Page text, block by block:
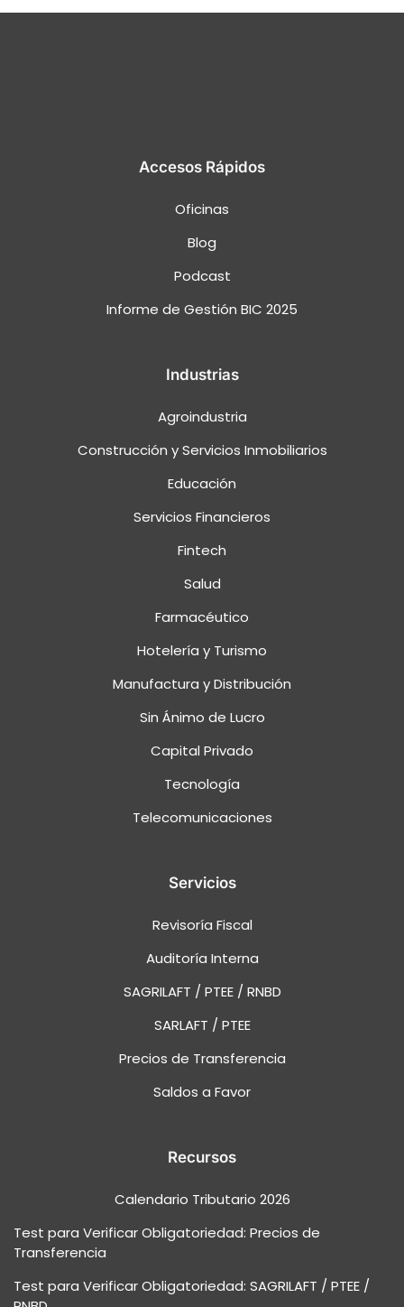
Accesos Rápidos
Oficinas
Blog
Podcast
Informe de Gestión BIC 2025
Industrias
Agroindustria
Construcción y Servicios Inmobiliarios
Educación
Servicios Financieros
Fintech
Salud
Farmacéutico
Hotelería y Turismo
Manufactura y Distribución
Sin Ánimo de Lucro
Capital Privado
Tecnología
Telecomunicaciones
Servicios
Revisoría Fiscal
Auditoría Interna
SAGRILAFT / PTEE / RNBD
SARLAFT / PTEE
Precios de Transferencia
Saldos a Favor
Recursos
Calendario Tributario 2026
Test para Verificar Obligatoriedad: Precios de
Transferencia
Test para Verificar Obligatoriedad: SAGRILAFT / PTEE /